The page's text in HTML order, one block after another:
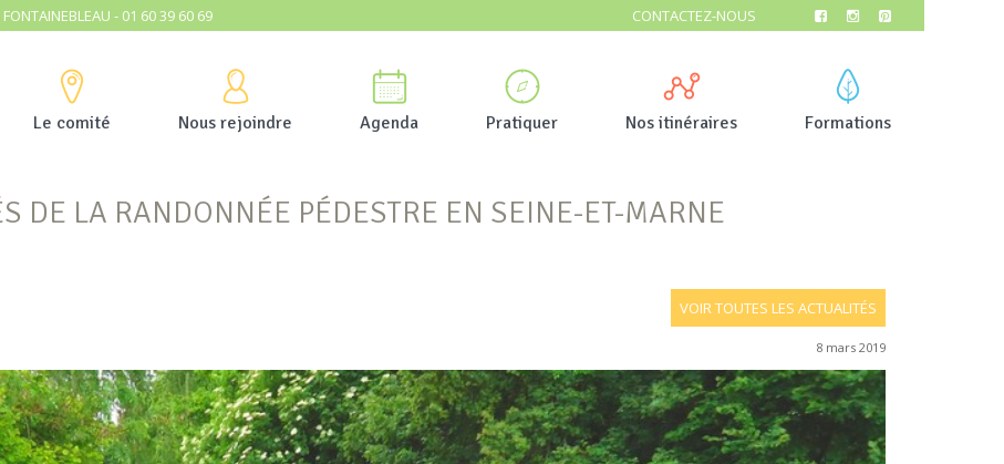
- 01 60 39 60 69 CONTACTEZ-NOUS
Le comité Nous rejoindre Agenda Pratiquer Nos itinéraires Formations
DE LA RANDONNÉE PÉDESTRE EN SEINE-ET-MARNE
VOIR TOUTES LES ACTUALITÉS
8 mars 2019